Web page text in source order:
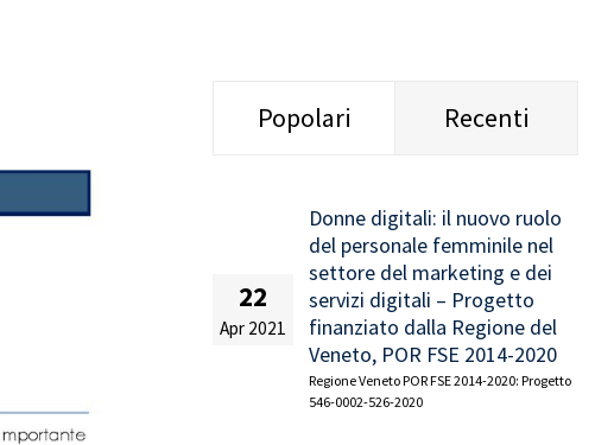
Popolari Recenti
22
Apr 2021
Donne digitali: il nuovo ruolo
del personale femminile nel
settore del marketing e dei
servizi digitali – Progetto
finanziato dalla Regione del
Veneto, POR FSE 2014-2020
Regione Veneto POR FSE 2014-2020: Progetto
546-0002-526-2020